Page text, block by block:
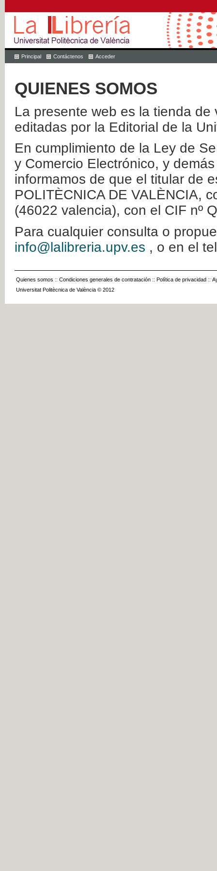
Principal Contáctenos Acceder
QUIENES SOMOS
La presente web es la tienda
editadas por la Editorial de la
En cumplimiento de la Ley de
y Comercio Electrónico, y
informamos de que el titular de
POLITÈCNICA DE VALÈNCIA,
(46022 valencia), con el CIF nº
Para cualquier consulta o
info@lalibreria.upv.es , o en el
Quienes somos :: Condiciones generales de contratación :: Política de privacidad ::
Universitat Politècnica de València © 2012